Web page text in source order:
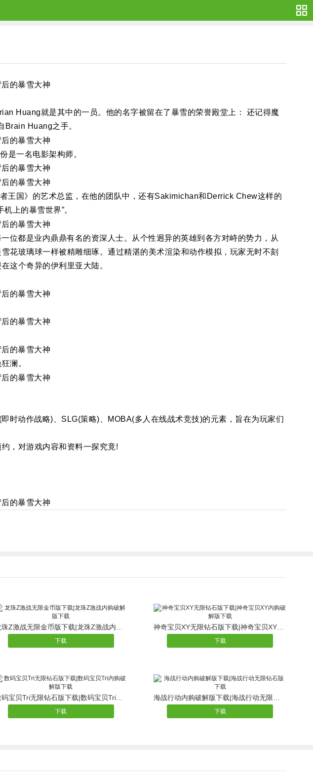
Huang就是其中的一员。他的名字被留在了暴雪的荣誉殿堂上： 还记得魔
Brain Huang之手。
是一名电影架构师。
王国》的艺术总监，在他的团队中，还有Sakimichan和Derrick Chew这样的
上的暴雪世界”。
位都是业内鼎鼎有名的资深人士。从个性迥异的英雄到各方对峙的势力，从
花玻璃球一样被精雕细琢。通过精湛的美术渲染和动作模拟，玩家无时不刻
这个奇异的伊利里亚大陆。
澜。
时动作战略)、SLG(策略)、MOBA(多人在线战术竞技)的元素，旨在为玩家们
，对游戏内容和资料一探究竟!
龙珠Z激战无限金币版下载|龙珠Z激战内购破解版下载
下载
神奇宝贝XY无限钻石版下载|神奇宝贝XY内购破解版下载
下载
数码宝贝Tri无限钻石版下载|数码宝贝Tri内购破解版下载
下载 下载